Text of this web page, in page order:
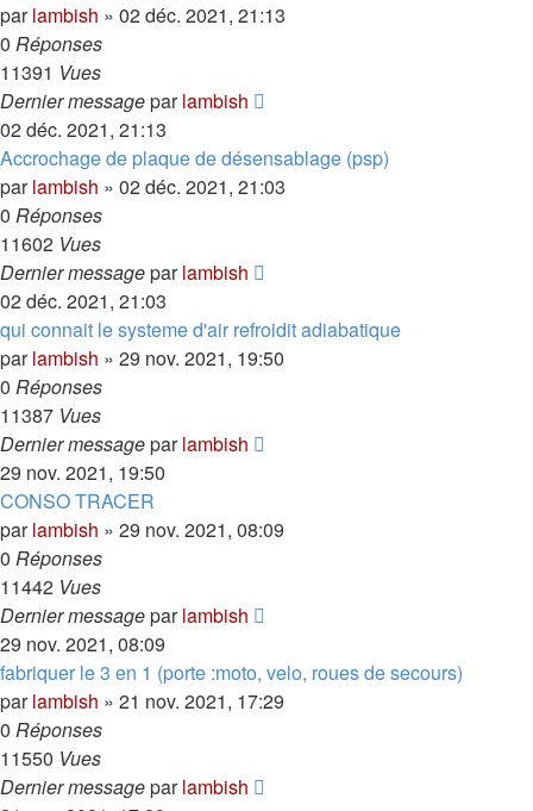
parlambish » 02 déc. 2021, 21:13
0 Réponses
11391 Vues
Dernier messageparlambish
02 déc. 2021, 21:13
Accrochage de plaque de désensablage (psp)
parlambish » 02 déc. 2021, 21:03
0 Réponses
11602 Vues
Dernier messageparlambish
02 déc. 2021, 21:03
qui connait le systeme d'air refroidit adiabatique
parlambish » 29 nov. 2021, 19:50
0 Réponses
11387 Vues
Dernier messageparlambish
29 nov. 2021, 19:50
CONSO TRACER
parlambish » 29 nov. 2021, 08:09
0 Réponses
11442 Vues
Dernier messageparlambish
29 nov. 2021, 08:09
fabriquer le 3 en 1 (porte :moto, velo, roues de secours)
parlambish » 21 nov. 2021, 17:29
0 Réponses
11550 Vues
Dernier messageparlambish